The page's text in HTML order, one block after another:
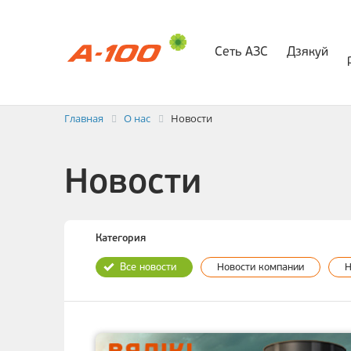
Сеть АЗС Дзякуй
Главная О нас Новости
Новости
Категория
Все новости Новости компании